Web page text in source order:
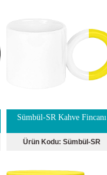
Sümbül-SR Kahve Fincanı
Ürün Kodu: Sümbül-SR